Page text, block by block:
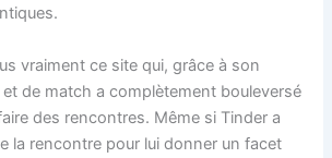
vraiment ce site qui, grâce à son
de match a complètement bouleversé
des rencontres. Même si Tinder a
la rencontre pour lui donner un facet